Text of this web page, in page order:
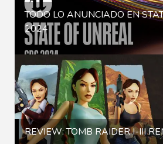
TODO LO ANUNCIADO EN
2024
REVIEW: TOMB RAIDER I-III